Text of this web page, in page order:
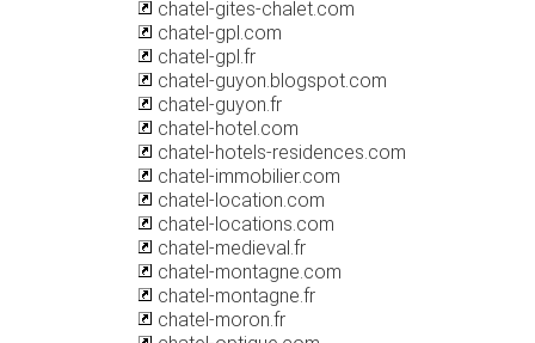
chatel-gites-chalet.com
chatel-gpl.com
chatel-gpl.fr
chatel-guyon.blogspot.com
chatel-guyon.fr
chatel-hotel.com
chatel-hotels-residences.com
chatel-immobilier.com
chatel-location.com
chatel-locations.com
chatel-medieval.fr
chatel-montagne.com
chatel-montagne.fr
chatel-moron.fr